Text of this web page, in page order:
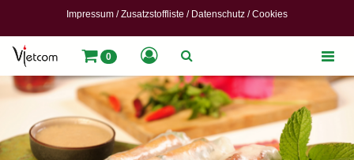
Impressum / Zusatzstoffliste / Datenschutz / Cookies
Toggle
0